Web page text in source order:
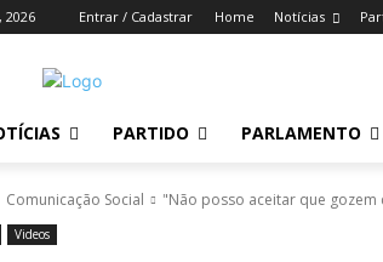
2026 Entrar / Cadastrar Home Notícias
PARTIDO PARLAMENTO
Comunicação Social "Não posso aceitar que gozem
Videos